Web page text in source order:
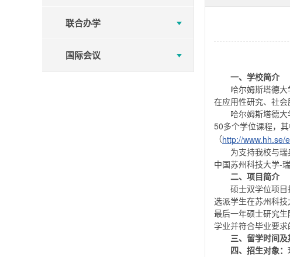
联合办学
国际会议
一、学校简介
哈尔姆斯塔德
在应用性研究、社
哈尔姆斯塔德
50多个学位课程，
（http://www.hh.se/
为支持我校与
中国苏州科技大学-
二、项目简介
硕士双学位项
选派学生在苏州科
最后一年硕士研究
学业并符合毕业要求
三、留学时间及
四、招生对象：